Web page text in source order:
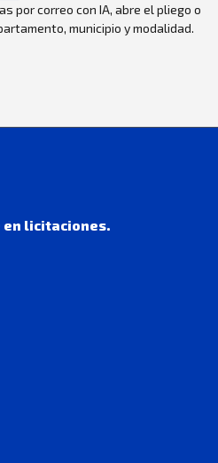
por correo con IA, abre el pliego o
municipio y modalidad.
en licitaciones.